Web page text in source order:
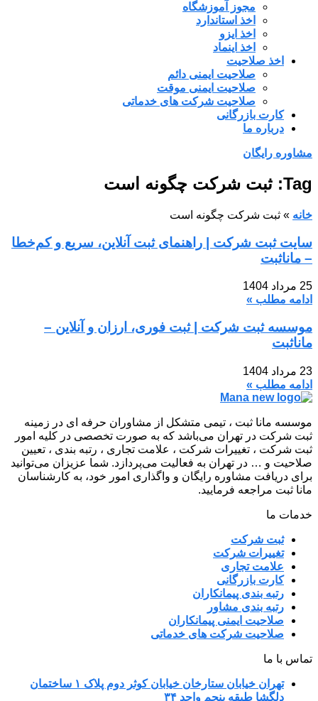
مجوز آموزشگاه
اخذ استاندارد
اخذ ایزو
اخذ اینماد
اخذ صلاحیت
صلاحیت ایمنی دائم
صلاحیت ایمنی موقت
صلاحیت شرکت های خدماتی
کارت بازرگانی
درباره ما
مشاوره رایگان
Tag: ثبت شرکت چگونه است
خانه » ثبت شرکت چگونه است
سایت ثبت شرکت | راهنمای ثبت آنلاین، سریع و کم‌خطا
– مانا‌ثبت
25 مرداد 1404
ادامه مطلب »
موسسه ثبت شرکت | ثبت فوری، ارزان و آنلاین –
مانا‌ثبت
23 مرداد 1404
ادامه مطلب »
موسسه مانا ثبت ، تیمی متشکل از مشاوران حرفه ای در زمینه
ثبت شرکت در تهران می‌باشد که به صورت تخصصی در کلیه امور
ثبت شرکت ، تغییرات شرکت ، علامت تجاری ، رتبه بندی ، تعیین
صلاحیت و … در تهران به فعالیت می‌پردازد. شما عزیزان می‌توانید
برای دریافت مشاوره رایگان و واگذاری امور خود، به کارشناسان
مانا ثبت مراجعه فرمایید.
خدمات ما
ثبت شرکت
تغییرات شرکت
علامت تجاری
کارت بازرگانی
رتبه بندی پیمانکاران
رتبه بندی مشاور
صلاحیت ایمنی پیمانکاران
صلاحیت شرکت های خدماتی
تماس با ما
تهران خیابان ستارخان خیابان کوثر دوم پلاک ۱ ساختمان
دلگشا طبقه پنجم واحد ۳۴